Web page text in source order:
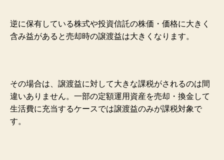
逆に保有している株式や投資信託の株価・価格に大きく
含み益があると売却時の譲渡益は大きくなります。
その場合は、譲渡益に対して大きな課税がされるのは間
違いありません。一部の定額運用資産を売却・換金して
生活費に充当するケースでは譲渡益のみが課税対象で
す。